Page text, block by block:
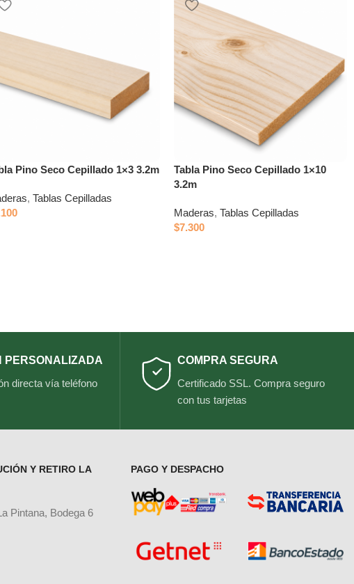
Pino Seco Cepillado 1×3 3.2m
, Tablas Cepilladas
Tabla Pino Seco Cepillado 1×10
3.2m
Maderas, Tablas Cepilladas
$7.300
PERSONALIZADA
directa vía teléfono
COMPRA SEGURA
Certificado SSL. Compra seguro
con tus tarjetas
Y RETIRO LA
Pintana, Bodega 6
PAGO Y DESPACHO